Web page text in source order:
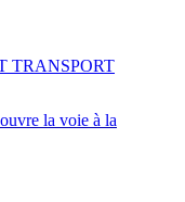
la voie à la
TRANSPORT